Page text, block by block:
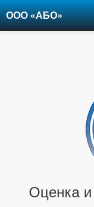
ООО «АБО»
Оценка